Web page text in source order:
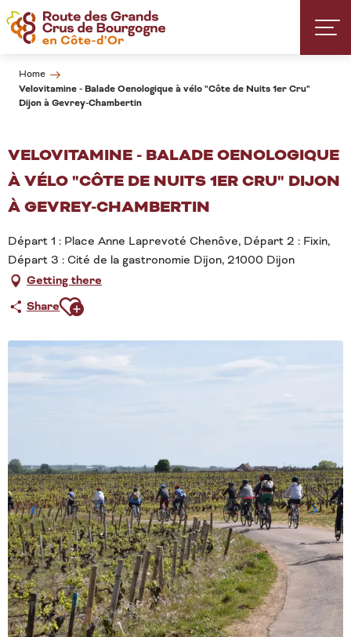
Aller
au
contenu
Home
Velovitamine - Balade Oenologique à vélo "Côte de Nuits 1er Cru"
Dijon à Gevrey-Chambertin
VELOVITAMINE - BALADE OENOLOGIQUE
À VÉLO "CÔTE DE NUITS 1ER CRU" DIJON
À GEVREY-CHAMBERTIN
Départ 1 : Place Anne Laprevoté Chenôve, Départ 2 : Fixin,
Départ 3 : Cité de la gastronomie Dijon, 21000 Dijon
Getting there
ShareAjouter aux favoris